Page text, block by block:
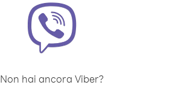
Non hai ancora Viber?